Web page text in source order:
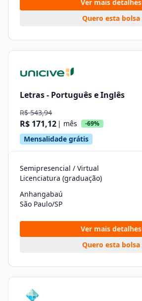
Ver mais detalhes
Quero esta bolsa
Letras - Português e Inglês
R$ 543,94
R$ 171,12 | mês -69%
Mensalidade grátis
Semipresencial / Virtual
Licenciatura (graduação)
Anhangabaú
São Paulo/SP
Ver mais detalhes
Quero esta bolsa